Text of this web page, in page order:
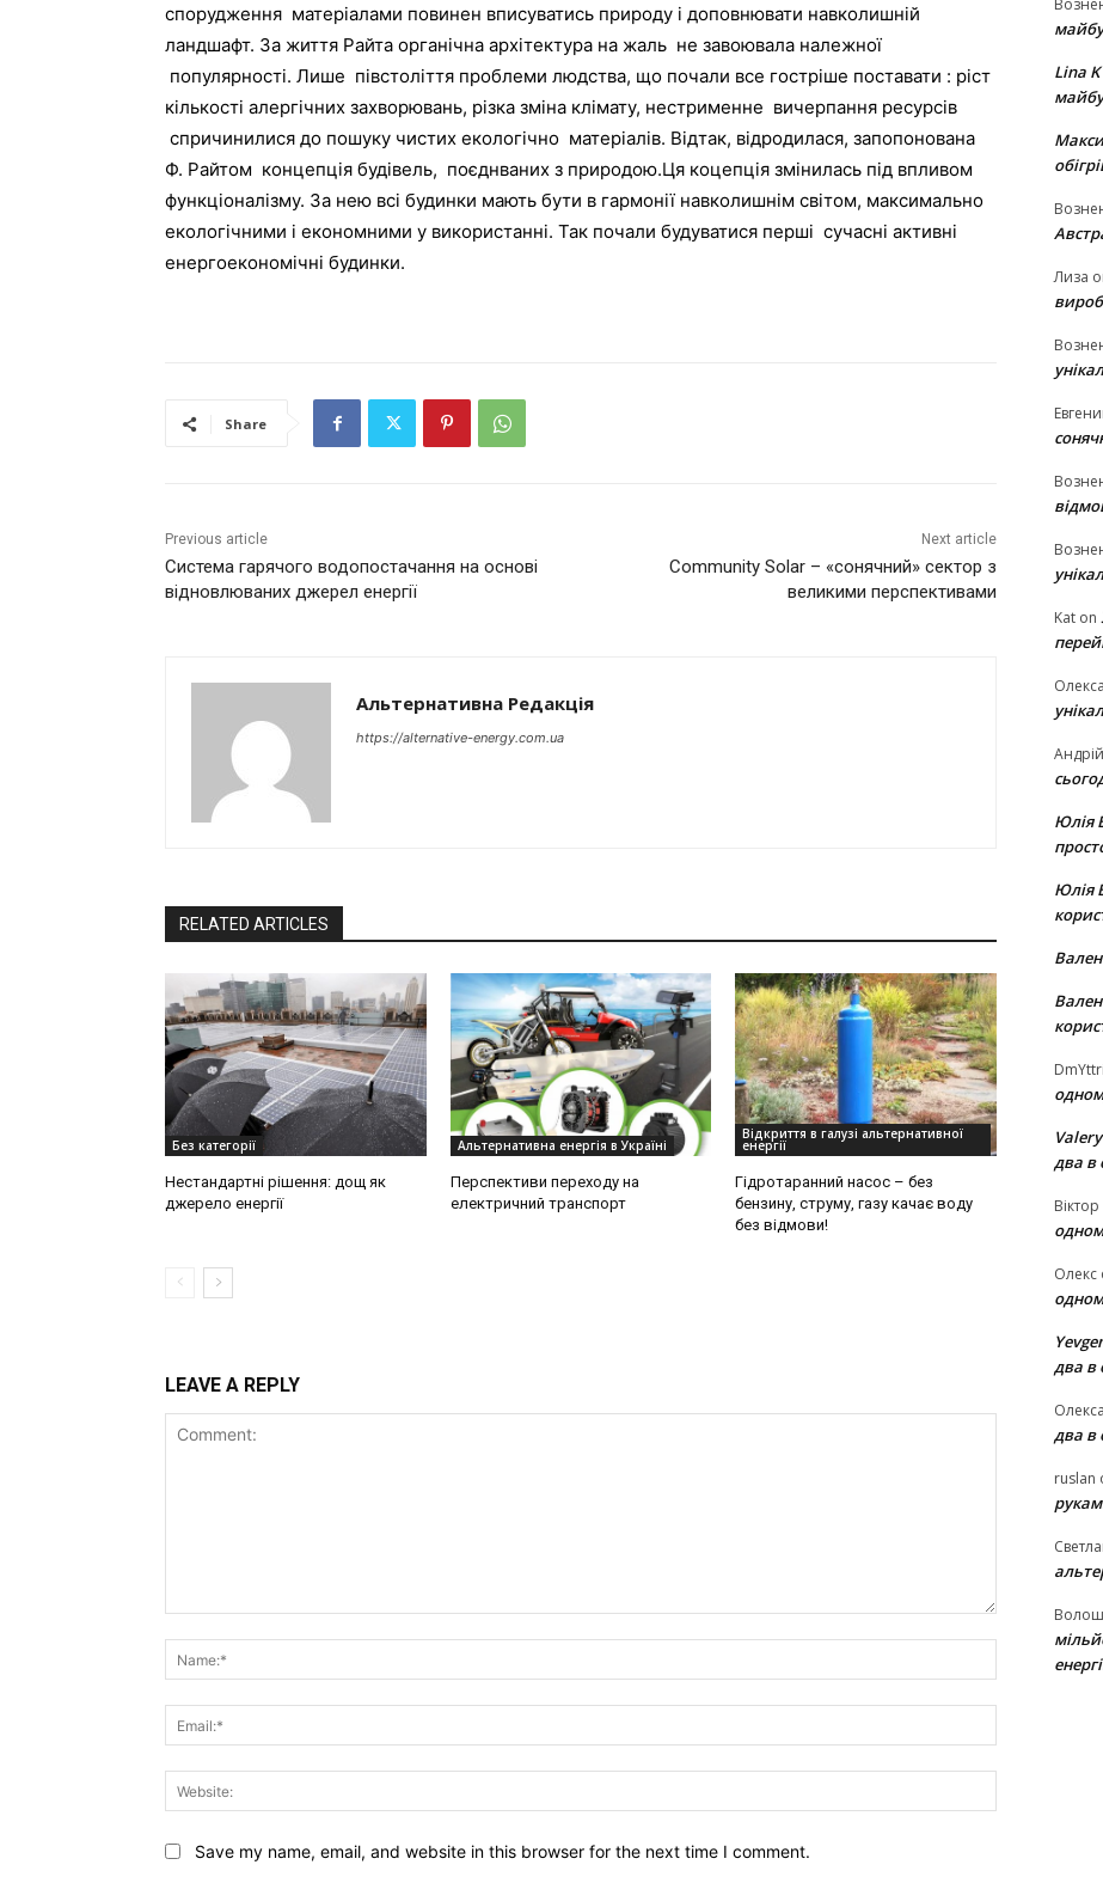
спорудження матеріалами повинен вписуватись природу і доповнювати навколишній
ландшафт. За життя Райта органічна архітектура на жаль не завоювала належної
популярності. Лише півстоліття проблеми людства, що почали все гостріше поставати : ріст
кількості алергічних захворювань, різка зміна клімату, нестрименне вичерпання ресурсів
спричинилися до пошуку чистих екологічно матеріалів. Відтак, відродилася, запопонована
Ф. Райтом концепція будівель, поєднваних з природою.Ця коцепція змінилась під впливом
функціоналізму. За нею всі будинки мають бути в гармонії навколишнім світом, максимально
екологічними і економними у використанні. Так почали будуватися перші сучасні активні
енергоекономічні будинки.
Share
Previous article
Система гарячого водопостачання на основі
відновлюваних джерел енергії
Next article
Community Solar – «сонячний» сектор з
великими перспективами
Альтернативна Редакція
https://alternative-energy.com.ua
RELATED ARTICLES
Без категорії
Нестандартні рішення: дощ як
джерело енергії
Альтернативна енергія в Україні
Перспективи переходу на
електричний транспорт
Відкриття в галузі альтернативної
енергії
Гідротаранний насос – без
бензину, струму, газу качає воду
без відмови!
LEAVE A REPLY
Save my name, email, and website in this browser for the next time I comment.
Lina K
Лиза
Kat on
Андрій
Юлія
Юлія
два в
Віктор
Олекс
два в
два в
ruslan